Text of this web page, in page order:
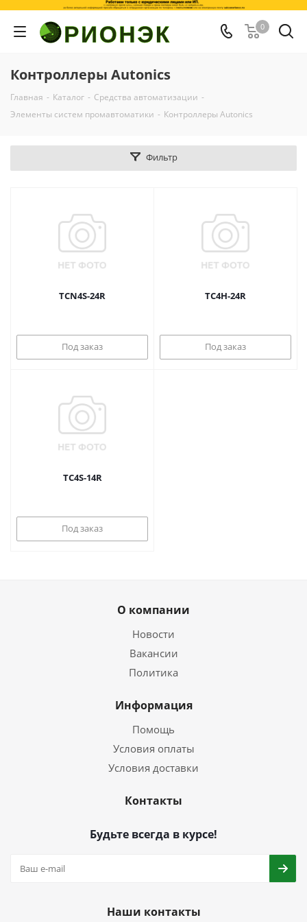
0
Контроллеры Autonics
Главная - Каталог - Средства автоматизации -
Элементы систем промавтоматики - Контроллеры Autonics
Фильтр
TCN4S-24R
Под заказ
TC4H-24R
Под заказ
TC4S-14R
Под заказ
О компании
Новости
Вакансии
Политика
Информация
Помощь
Условия оплаты
Условия доставки
Контакты
Будьте всегда в курсе!
Наши контакты